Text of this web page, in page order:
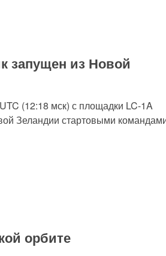
запущен из Новой
(12:18 мск) с площадки LC-1A
Зеландии стартовыми
орбите